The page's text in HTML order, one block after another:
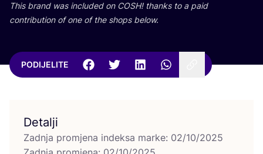
This brand was inclu­ded on COSH! than­ks to a paid
con­tri­bu­ti­on of one of the shops below.
PODIJELITE
Detalji
Zadnja promjena indeksa marke: 02/10/2025